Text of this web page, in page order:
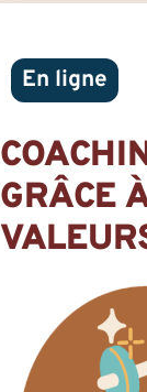
En ligne
GRÂCE